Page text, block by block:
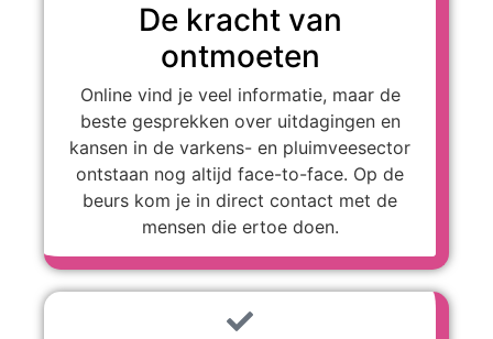
De kracht van
ontmoeten
Online vind je veel informatie, maar de
beste gesprekken over uitdagingen en
kansen in de varkens- en pluimveesector
ontstaan nog altijd face-to-face. Op de
beurs kom je in direct contact met de
mensen die ertoe doen.